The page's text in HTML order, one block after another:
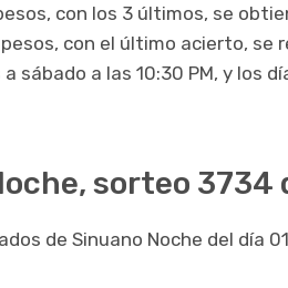
con los 3 últimos, se
con el último acierto, se
sábado a las 10:30 PM, y los
sorteo 3734
de Sinuano Noche del día